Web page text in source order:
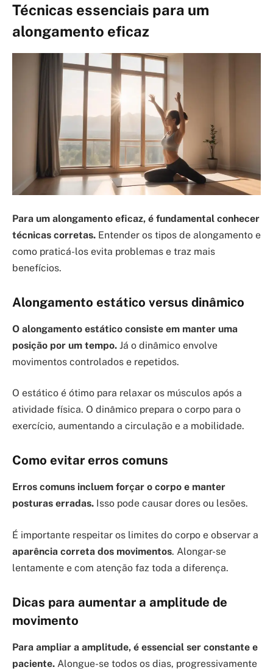
Técnicas essenciais para um
alongamento eficaz
Para um alongamento eficaz, é fundamental conhecer
técnicas corretas. Entender os tipos de alongamento e
como praticá-los evita problemas e traz mais
benefícios.
Alongamento estático versus dinâmico
O alongamento estático consiste em manter uma
posição por um tempo. Já o dinâmico envolve
movimentos controlados e repetidos.
O estático é ótimo para relaxar os músculos após a
atividade física. O dinâmico prepara o corpo para o
exercício, aumentando a circulação e a mobilidade.
Como evitar erros comuns
Erros comuns incluem forçar o corpo e manter
posturas erradas. Isso pode causar dores ou lesões.
É importante respeitar os limites do corpo e observar a
aparência correta dos movimentos. Alongar-se
lentamente e com atenção faz toda a diferença.
Dicas para aumentar a amplitude de
movimento
Para ampliar a amplitude, é essencial ser constante e
paciente. Alongue-se todos os dias, progressivamente